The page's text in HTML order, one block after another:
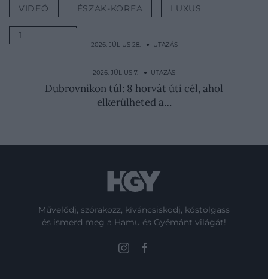
VIDEÓ ÉSZAK-KOREA LUXUS
TURIZMUS
2026. JÚLIUS 28. ● UTAZÁS
Vér, hatalmi harc és vallási botrány övezi
Isztambul…
2026. JÚLIUS 7. ● UTAZÁS
Dubrovnikon túl: 8 horvát úti cél, ahol
elkerülheted a…
Művelődj, szórakozz, kíváncsiskodj, kóstolgass
és ismerd meg a Hamu és Gyémánt világát!